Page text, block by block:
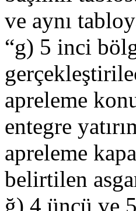
ve aynı
“g) 5 inci
apreleme
entegre
apreleme
belirtilen
ğ) 4 üncü ve